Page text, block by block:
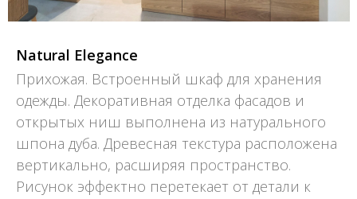
Natural Elegance
Прихожая. Встроенный шкаф для хранения
одежды. Декоративная отделка фасадов и
открытых ниш выполнена из натурального
шпона дуба. Древесная текстура расположена
вертикально, расширяя пространство.
Рисунок эффектно перетекает от детали к